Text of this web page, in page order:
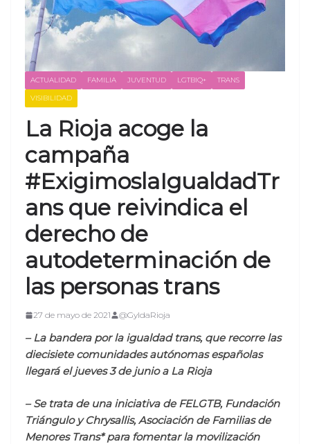
ACTUALIDAD FAMILIA JUVENTUD LGTBIQ+
TRANS
VISIBILIDAD
La Rioja acoge la
campaña
#ExigimoslaIgualdadTr
ans que reivindica el
derecho de
autodeterminación de
las personas trans
27 de mayo de 2021 @GyldaRioja
– La bandera por la igualdad trans, que recorre las
diecisiete comunidades autónomas españolas
llegará el jueves 3 de junio a La Rioja
– Se trata de una iniciativa de FELGTB, Fundación
Triángulo y Chrysallis, Asociación de Familias de
Menores Trans* para fomentar la movilización